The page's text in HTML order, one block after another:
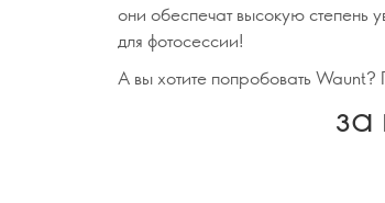
они обеспечат высокую степень
для фотосессии!
А вы хотите попробовать Waunt?